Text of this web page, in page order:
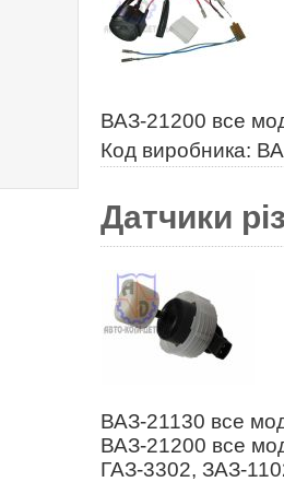
ВАЗ-21200 все
Код виробника:
Датчики
ВАЗ-21130 все
ВАЗ-21200 все
ГАЗ-3302, ЗАЗ-